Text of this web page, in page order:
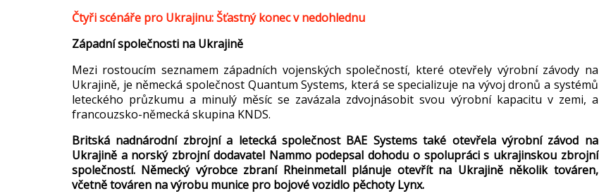
Čtyři scénáře pro Ukrajinu: Šťastný konec v nedohlednu
Západní společnosti na Ukrajině
Mezi rostoucím seznamem západních vojenských společností, které otevřely výrobní závody na
Ukrajině, je německá společnost Quantum Systems, která se specializuje na vývoj dronů a systémů
leteckého průzkumu a minulý měsíc se zavázala zdvojnásobit svou výrobní kapacitu v zemi, a
francouzsko-německá skupina KNDS.
Britská nadnárodní zbrojní a letecká společnost BAE Systems také otevřela výrobní závod na
Ukrajině a norský zbrojní dodavatel Nammopodepsal dohodu o spolupráci s ukrajinskou zbrojní
společností. Německý výrobce zbraní Rheinmetall plánuje otevřít na Ukrajině několik továren,
včetně továren na výrobu munice pro bojové vozidlo pěchoty Lynx.